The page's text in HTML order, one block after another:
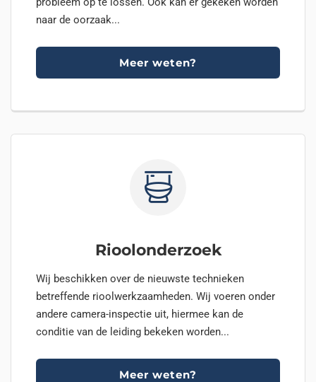
naar de oorzaak...
Meer weten?
Rioolonderzoek
Wij beschikken over de nieuwste technieken
betreffende rioolwerkzaamheden. Wij voeren onder
andere camera-inspectie uit, hiermee kan de
conditie van de leiding bekeken worden...
Meer weten?